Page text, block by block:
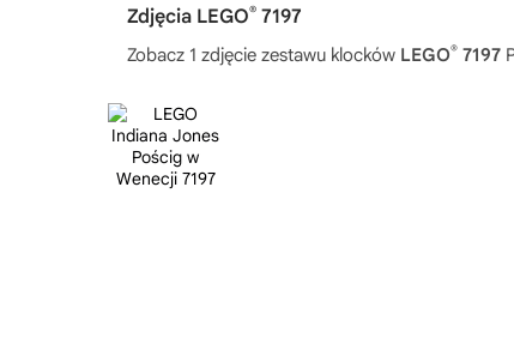
Zdjęcia LEGO® 7197
Zobacz 1 zdjęcie zestawu klocków LEGO® 7197